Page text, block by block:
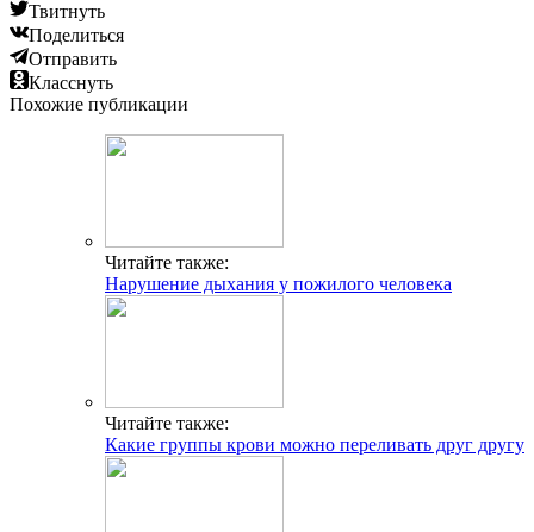
Твитнуть
Поделиться
Отправить
Класснуть
Похожие публикации
Читайте также:
Нарушение дыхания у пожилого человека
Читайте также:
Какие группы крови можно переливать друг другу